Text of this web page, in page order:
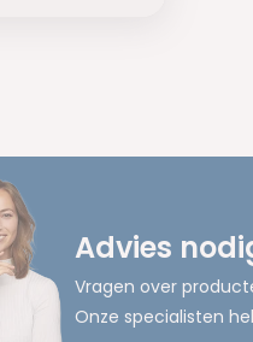
Advies
Vragen over
Onze specialisten